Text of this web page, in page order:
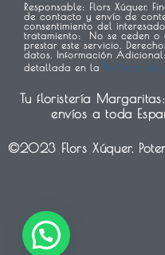
Responsable: Flors Xúquer.
de contacto y envío de
consentimiento del
tratamiento: No se ceden o
prestar este servicio.
datos. Información Adicional:
detallada en la Política de
Tu floristería
envíos a toda
©2023 Flors Xúquer.
1